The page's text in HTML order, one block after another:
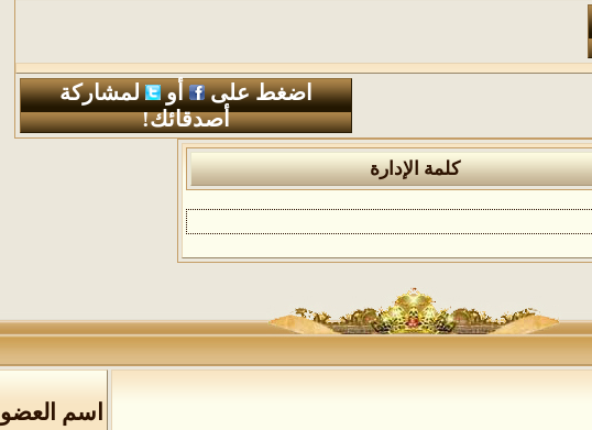
اضغط على
أو
لمشاركة
أصدقائك!
كلمة الإدارة
اسم العضو